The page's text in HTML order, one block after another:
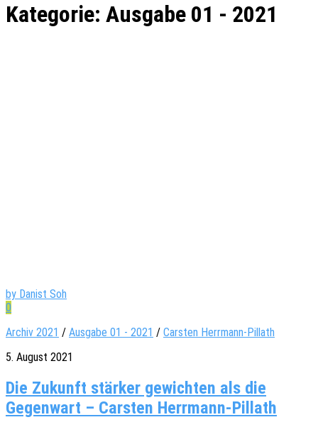
Kategorie: Ausgabe 01 - 2021
by Danist Soh
0
Archiv 2021 / Ausgabe 01 - 2021 / Carsten Herrmann-Pillath
5. August 2021
Die Zukunft stärker gewichten als die
Gegenwart – Carsten Herrmann-Pillath